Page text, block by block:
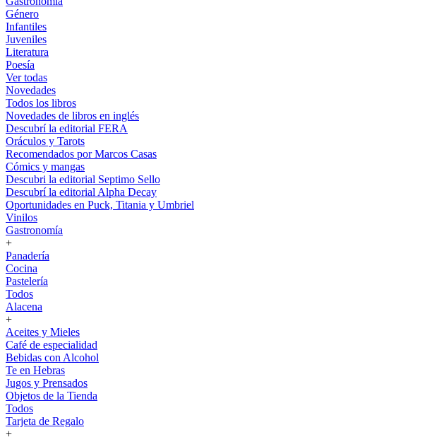
Género
Infantiles
Juveniles
Literatura
Poesía
Ver todas
Novedades
Todos los libros
Novedades de libros en inglés
Descubrí la editorial FERA
Oráculos y Tarots
Recomendados por Marcos Casas
Cómics y mangas
Descubri la editorial Septimo Sello
Descubrí la editorial Alpha Decay
Oportunidades en Puck, Titania y Umbriel
Vinilos
Gastronomía
+
Panadería
Cocina
Pastelería
Todos
Alacena
+
Aceites y Mieles
Café de especialidad
Bebidas con Alcohol
Te en Hebras
Jugos y Prensados
Objetos de la Tienda
Todos
Tarjeta de Regalo
+